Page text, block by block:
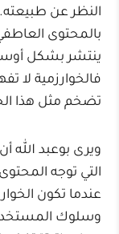
النظر عن طبيعته.
بالمحتوى
ينتشر بشكل
فالخوارزمية لا
تضخم مثل هذا
ويرى بوعبد الله
التي توجه
عندما تكون
وسلوك